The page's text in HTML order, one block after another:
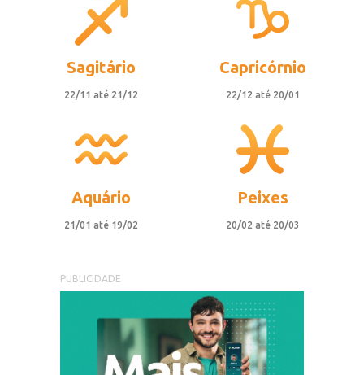
Sagitário
22/11 até 21/12
Capricórnio
22/12 até 20/01
Aquário
21/01 até 19/02
Peixes
20/02 até 20/03
PUBLICIDADE